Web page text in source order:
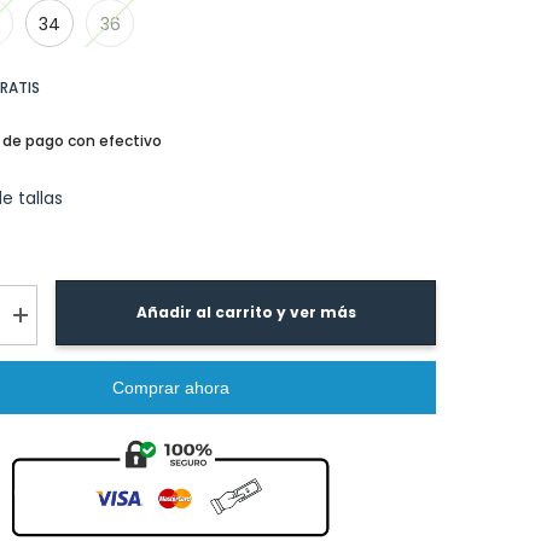
34 36
pago con efectivo
tallas
I18n
Error:
Missing
&quot;producto&quot;
&quot;Aumentar
Añadir al carrito y ver más
Comprar ahora